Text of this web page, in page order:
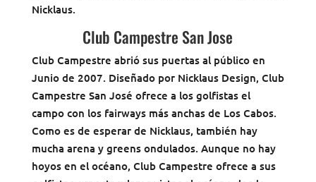
Nicklaus.
Club Campestre San Jose
Club Campestre abrió sus puertas al público en
Junio de 2007. Diseñado por Nicklaus Design, Club
Campestre San José ofrece a los golfistas el
campo con los fairways más anchas de Los Cabos.
Como es de esperar de Nicklaus, también hay
mucha arena y greens ondulados. Aunque no hay
hoyos en el océano, Club Campestre ofrece a sus